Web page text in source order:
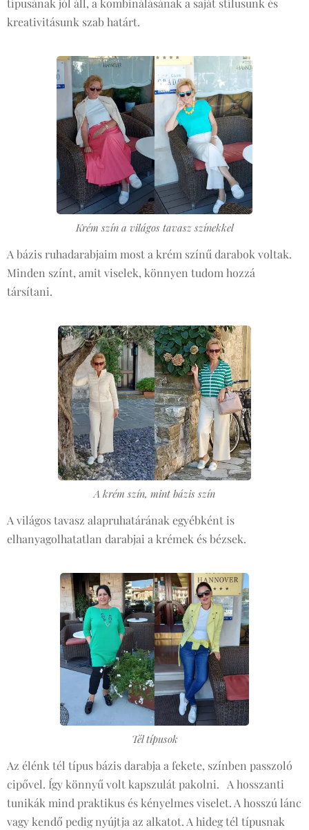
típusának jól áll, a kombinálásának a saját stílusunk és
kreativitásunk szab határt.
Krém szín a világos tavasz színekkel
A bázis ruhadarabjaim most a krém színű darabok voltak.
Minden színt, amit viselek, könnyen tudom hozzá
társítani.
A krém szín, mint bázis szín
A világos tavasz alapruhatárának egyébként is
elhanyagolhatatlan darabjai a krémek és bézsek.
Tél típusok
Az élénk tél típus bázis darabja a fekete, színben passzoló
cipővel. Így könnyű volt kapszulát pakolni. A hosszanti
tunikák mind praktikus és kényelmes viselet. A hosszú lánc
vagy kendő pedig nyújtja az alkatot. A hideg tél típusnak